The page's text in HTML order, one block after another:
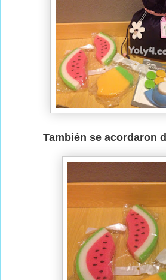
También se acordaron